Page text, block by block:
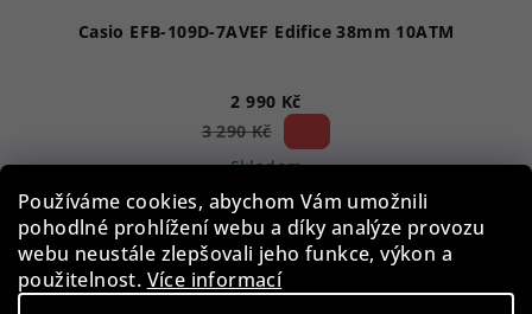
Používáme cookies, abychom Vám umožnili
pohodlné prohlížení webu a díky analýze provozu
webu neustále zlepšovali jeho funkce, výkon a
použitelnost. Více informací
Casio EFB-109D-7AVEF Edifice 38mm 10ATM
2 990 Kč
3 290 Kč
Skladem
Do košíku